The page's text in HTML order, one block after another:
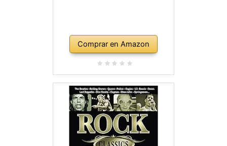
Comprar en Amazon